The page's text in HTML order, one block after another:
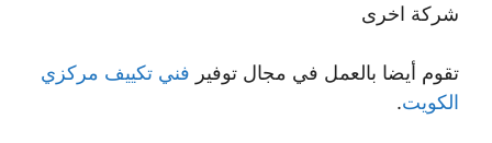
شركة اخرى
تقوم أيضا بالعمل في مجال توفير فني تكييف مركزي
الكويت.